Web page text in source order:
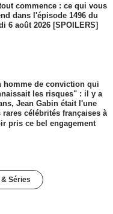
commence : ce qui vous
dans l'épisode 1496 du
6 août 2026 [SPOILERS]
homme de conviction qui
les risques" : il y a
Jean Gabin était l'une
rares célébrités françaises à
pris ce bel engagement
Séries